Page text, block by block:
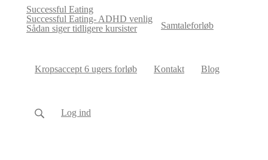
Successful Eating
Successful Eating- ADHD venlig
Sådan siger tidligere kursister
Samtaleforløb
Kropsaccept 6 ugers forløb Kontakt Blog
Log ind